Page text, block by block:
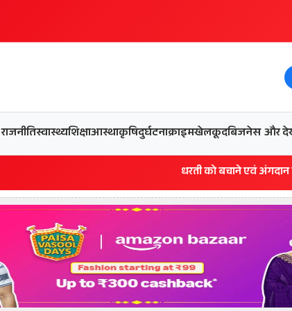
राजनीतिस्वास्थ्यशिक्षाआस्थाकृषिदुर्घटनाक्राइमखेलकूदबिजनेस और
धरती को बचाने एवं अंगदान करने के संकल्प